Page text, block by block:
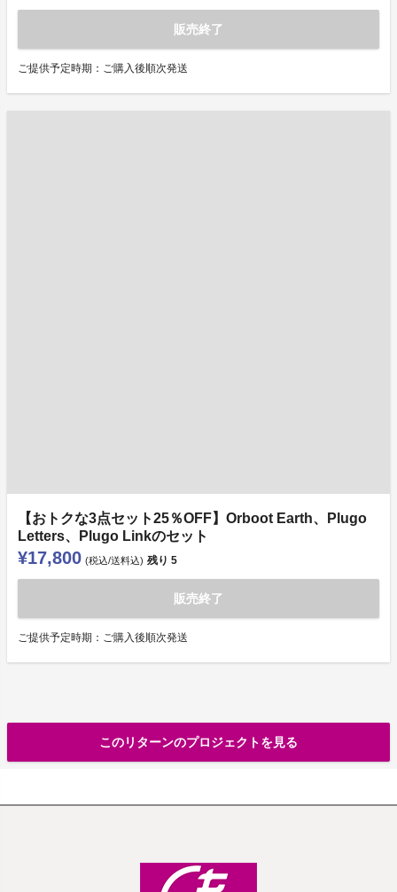
販売終了
ご提供予定時期：ご購入後順次発送
【おトクな3点セット25％OFF】Orboot Earth、Plugo
Letters、Plugo Linkのセット
¥17,800 (税込/送料込) 残り 5
販売終了
ご提供予定時期：ご購入後順次発送
このリターンのプロジェクトを見る